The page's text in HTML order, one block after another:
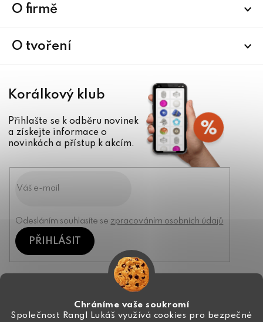
Chráníme vaše soukromí
Společnost Rangl Lukáš využívá cookies pro bezpečné
O firmě
O tvoření
Korálkový klub
Přihlašte se k odběru novinek
a získejte informace o
novinkách a přístup k akcím.
Odesláním souhlasíte se zpracováním osobních údajů
PŘIHLÁSIT